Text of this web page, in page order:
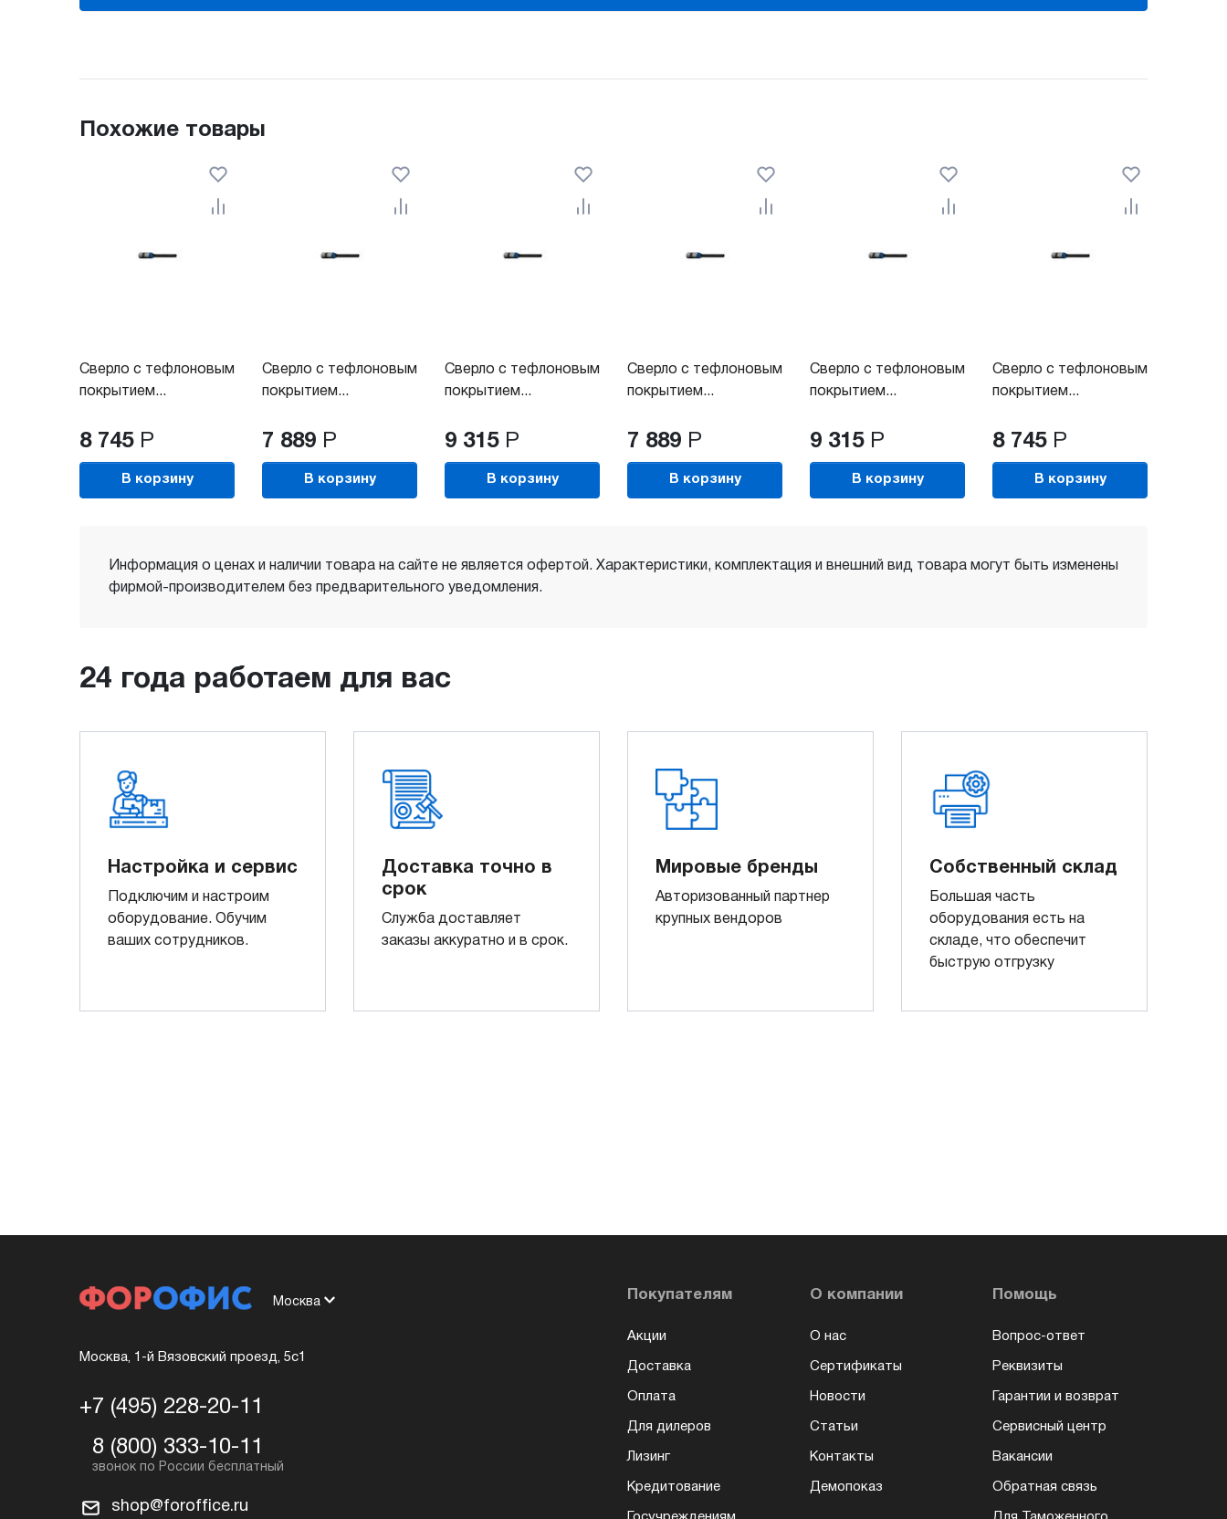
Похожие товары
Сверло с тефлоновым
покрытием...
8 745 Р
В корзину
Сверло с тефлоновым
покрытием...
7 889 Р
В корзину
Сверло с тефлоновым
покрытием...
9 315 Р
В корзину
Сверло с тефлоновым
покрытием...
7 889 Р
В корзину
Сверло с тефлоновым
покрытием...
9 315 Р
В корзину
Сверло с тефлоновым
покрытием...
8 745 Р
В корзину
Информация о ценах и наличии товара на сайте не является офертой. Характеристики, комплектация и внешний вид товара могут быть изменены
фирмой-производителем без предварительного уведомления.
24 года работаем для вас
Настройка и сервис
Подключим и настроим
оборудование. Обучим
ваших сотрудников.
Доставка точно в
срок
Служба доставляет
заказы аккуратно и в срок.
Мировые бренды
Авторизованный партнер
крупных вендоров
Собственный склад
Большая часть
оборудования есть на
складе, что обеспечит
быструю отгрузку
Москва
Москва, 1-й Вязовский проезд, 5с1
+7 (495) 228-20-11
8 (800) 333-10-11
shop@foroffice.ru
Покупателям
Акции
Доставка
Оплата
Для дилеров
Лизинг
Кредитование
О компании
О нас
Сертификаты
Новости
Статьи
Контакты
Демопоказ
Помощь
Вопрос-ответ
Реквизиты
Гарантии и возврат
Сервисный центр
Вакансии
Обратная связь